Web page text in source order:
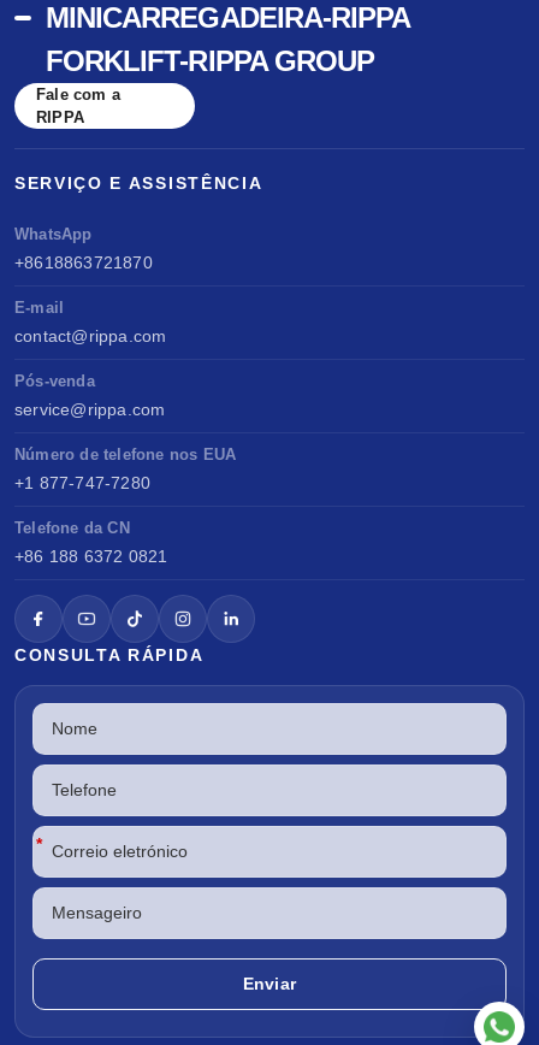
MINICARREGADEIRA-RIPPA
FORKLIFT-RIPPA GROUP
Fale com a
RIPPA
SERVIÇO E ASSISTÊNCIA
WhatsApp
+8618863721870
E-mail
contact@rippa.com
Pós-venda
service@rippa.com
Número de telefone nos EUA
+1 877-747-7280
Telefone da CN
+86 188 6372 0821
CONSULTA RÁPIDA
*